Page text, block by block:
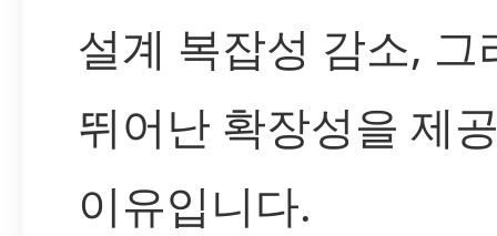
설계 복잡성 감소, 그
뛰어난 확장성을 제
이유입니다.